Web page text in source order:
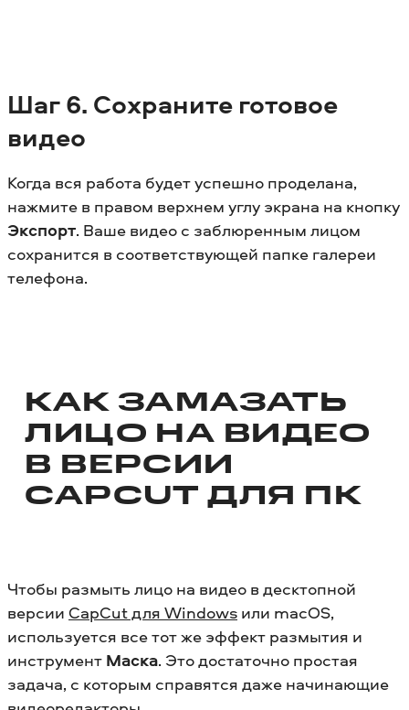
Шаг 6. Сохраните готовое
видео
Когда вся работа будет успешно проделана,
нажмите в правом верхнем углу экрана на кнопку
Экспорт. Ваше видео с заблюренным лицом
сохранится в соответствующей папке галереи
телефона.
КАК ЗАМАЗАТЬ
ЛИЦО НА ВИДЕО
В ВЕРСИИ
CAPCUT ДЛЯ ПК
Чтобы размыть лицо на видео в десктопной
версии CapCut для Windows или macOS,
используется все тот же эффект размытия и
инструмент Маска. Это достаточно простая
задача, с которым справятся даже начинающие